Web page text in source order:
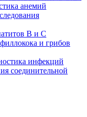
анемий
B и C
и грибов
инфекций
соединительной